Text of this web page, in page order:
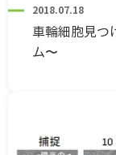
2018.07.18
車輪細胞見つ
ム〜